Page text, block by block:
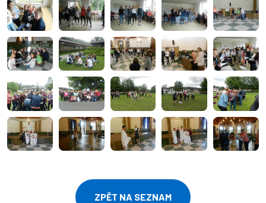
ZPĚT NA SEZNAM